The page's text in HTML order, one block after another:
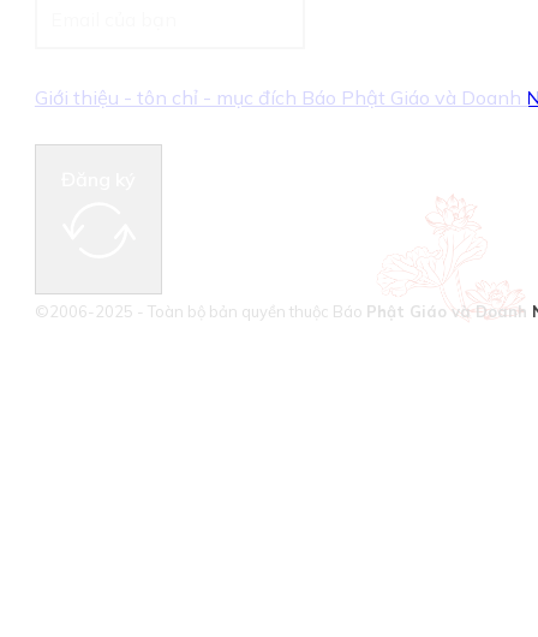
Giới thiệu - tôn chỉ - mục đích Báo Phật Giáo và Doanh
©2006-2025 - Toàn bộ bản quyền thuộc Báo Phật Giáo và Doanh